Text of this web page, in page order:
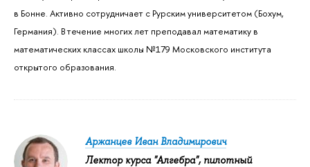
в Бонне. Активно сотрудничает с Рурским университетом (Бохум,
Германия). В течение многих лет преподавал математику в
математических классах школы №179 Московского института
открытого образования.
Аржанцев Иван Владимирович
Лектор курса "Алгебра", пилотный